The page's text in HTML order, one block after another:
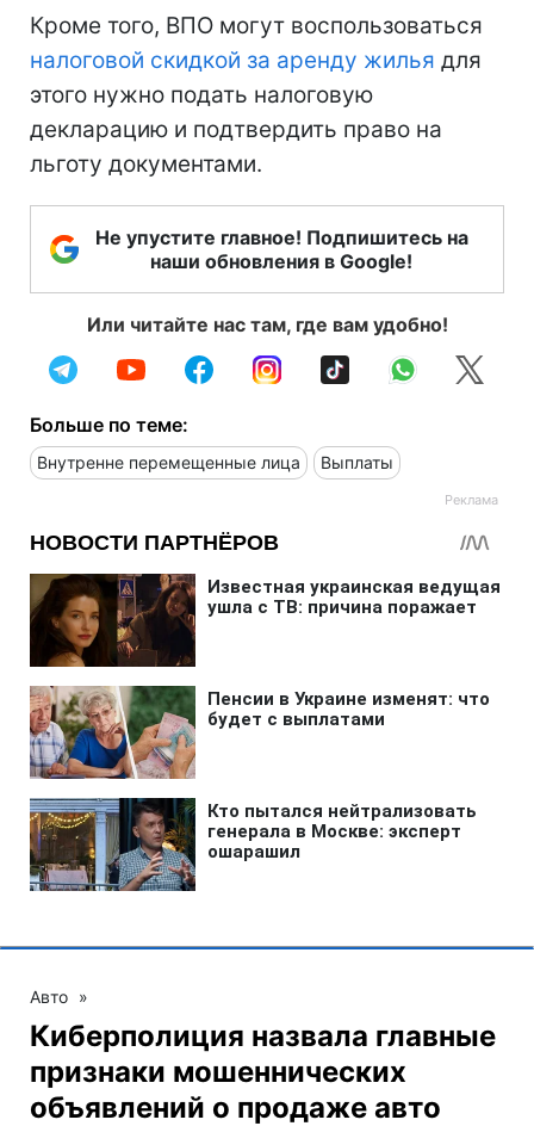
Кроме того, ВПО могут воспользоваться
налоговой скидкой за аренду жилья для
этого нужно подать налоговую
декларацию и подтвердить право на
льготу документами.
Не упустите главное! Подпишитесь на
наши обновления в Google!
Или читайте нас там, где вам удобно!
Больше по теме:
Внутренне перемещенные лица Выплаты
Авто »
Киберполиция назвала главные
признаки мошеннических
объявлений о продаже авто